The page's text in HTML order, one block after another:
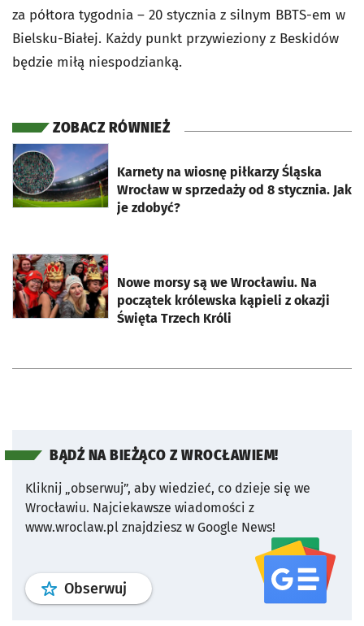
za półtora tygodnia – 20 stycznia z silnym BBTS-em w
Bielsku-Białej. Każdy punkt przywieziony z Beskidów
będzie miłą niespodzianką.
ZOBACZ RÓWNIEŻ
Karnety na wiosnę piłkarzy Śląska
Wrocław w sprzedaży od 8 stycznia. Jak
je zdobyć?
otworzy się w nowej karcie
Nowe morsy są we Wrocławiu. Na
początek królewska kąpieli z okazji
Święta Trzech Króli
otworzy się w nowej karcie
BĄDŹ NA BIEŻĄCO Z WROCŁAWIEM!
Kliknij „obserwuj”, aby wiedzieć, co dzieje się we
Wrocławiu. Najciekawsze wiadomości z
www.wroclaw.pl znajdziesz w Google News!
Obserwuj profil serwisu